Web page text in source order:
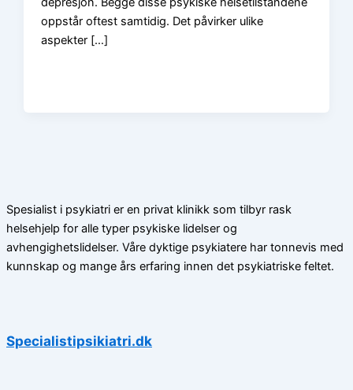
oppstår oftest samtidig. Det påvirker ulike
aspekter […]
Spesialist i psykiatri er en privat klinikk som tilbyr rask
helsehjelp for alle typer psykiske lidelser og
avhengighetslidelser. Våre dyktige psykiatere har tonnevis med
kunnskap og mange års erfaring innen det psykiatriske feltet.
Specialistipsikiatri.dk